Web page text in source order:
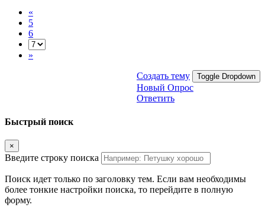
«
5
6
»
Создать тему Toggle Dropdown
Новый Опрос
Ответить
Быстрый поиск
×
Введите строку поиска
Поиск идет только по заголовку тем. Если вам необходимы
более тонкие настройки поиска, то перейдите в полную
форму.